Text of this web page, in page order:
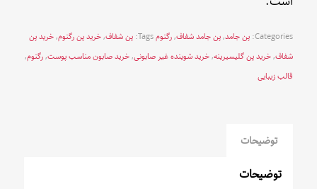
Categories: پن جامد,پن جامد شفاف,رگنومTags: پن شفاف,خرید پن رگنوم,خرید پن
شفاف,خرید پن گلیسیرینه,خرید شوینده غیر صابونی,خرید صابون مناسب پوست,رگنوم,
قالب زیبایی
توضیحات
توضیحات